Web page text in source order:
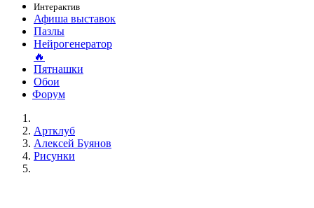
Интерактив
Афиша выставок
Пазлы
Нейрогенератор
🔥
Пятнашки
Обои
Форум
Артклуб
Алексей Буянов
Рисунки